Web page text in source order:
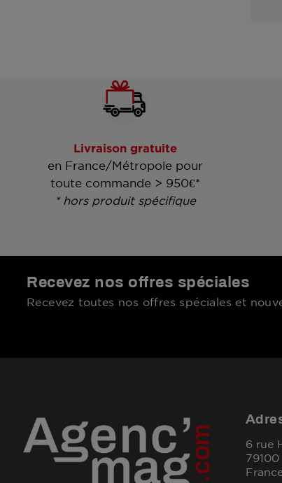
Livraison gratuite
en France/Métropole pour
toute commande > 950€*
* hors produit spécifique
Recevez nos offres spéciales
Recevez toutes nos offres spéciales et
6 rue
79100